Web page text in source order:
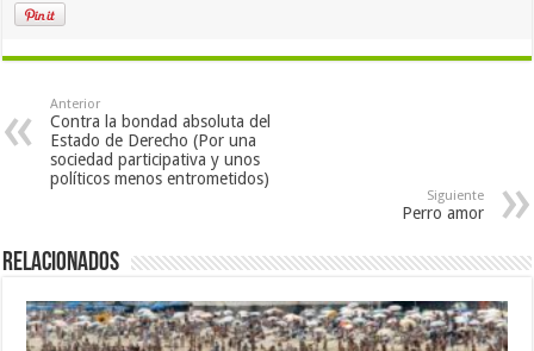
Anterior
Contra la bondad absoluta del
Estado de Derecho (Por una
sociedad participativa y unos
políticos menos entrometidos)
Siguiente
Perro amor
Relacionados